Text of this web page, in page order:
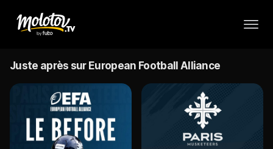
Juste après sur European Football Alliance